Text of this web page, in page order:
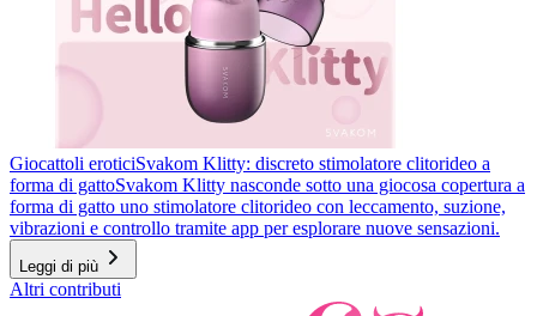
Giocattoli eroticiSvakom Klitty: discreto stimolatore clitorideo a
forma di gattoSvakom Klitty nasconde sotto una giocosa copertura a
forma di gatto uno stimolatore clitorideo con leccamento, suzione,
vibrazioni e controllo tramite app per esplorare nuove sensazioni.
Leggi di più
Altri contributi